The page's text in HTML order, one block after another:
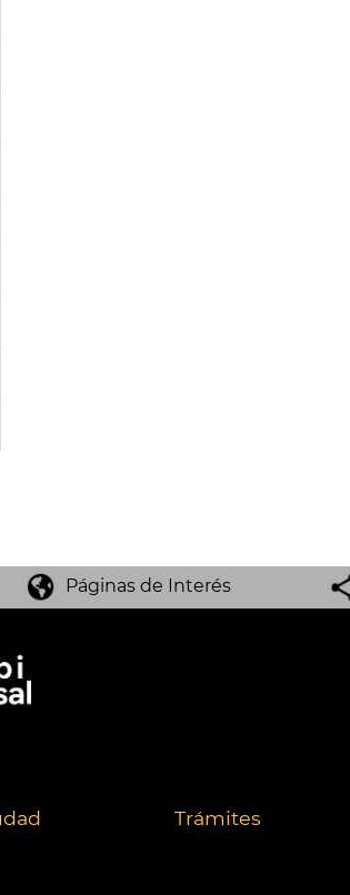
Páginas de Interés
Trámites